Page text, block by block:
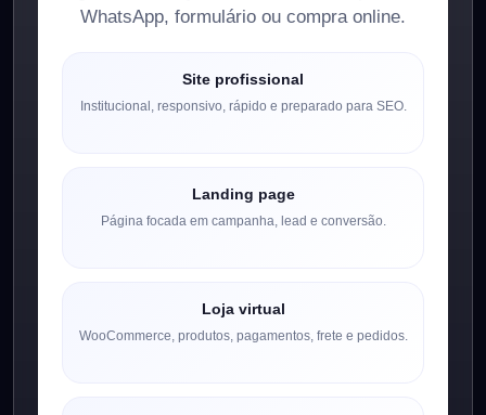
WhatsApp, formulário ou compra online.
Site profissional
Institucional, responsivo, rápido e preparado para SEO.
Landing page
Página focada em campanha, lead e conversão.
Loja virtual
WooCommerce, produtos, pagamentos, frete e pedidos.